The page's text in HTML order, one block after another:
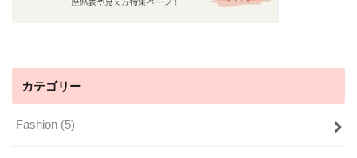
カテゴリー
Fashion (5)